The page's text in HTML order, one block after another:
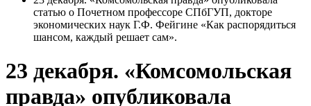
статью о Почетном профессоре СПбГУП, докторе
экономических наук Г.Ф. Фейгине «Как распорядиться
шансом, каждый решает сам».
23 декабря. «Комсомольская
правда» опубликовала